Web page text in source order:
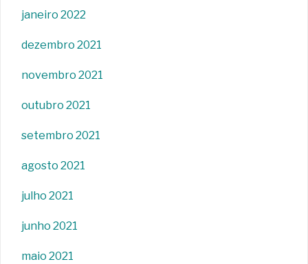
janeiro 2022
dezembro 2021
novembro 2021
outubro 2021
setembro 2021
agosto 2021
julho 2021
junho 2021
maio 2021